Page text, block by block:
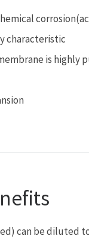
characteristic
is highly
can be diluted